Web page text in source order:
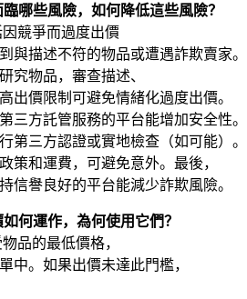
哪些風險，如何降低這些風險？
競爭而過度出價
與描述不符的物品或遭遇詐欺賣家。
究物品，審查描述、
出價限制可避免情緒化過度出價。
三方託管服務的平台能增加安全性。
第三方認證或實地檢查（如可能）。
策和運費，可避免意外。最後，
信譽良好的平台能減少詐欺風險。
何運作，為何使用它們？
品的最低價格，
中。如果出價未達此門檻，